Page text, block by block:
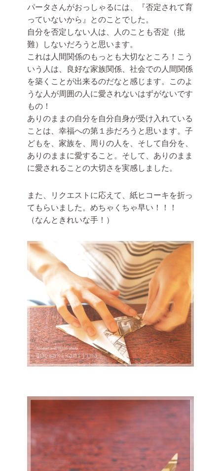
パータさんがおっしゃるには、『否定されて育
っていないから』とのことでした。
自分を否定しない人は、人のことも否定（批
難）しないだろうと思います。
これは人間関係のもっとも大切なところ！こう
いう人は、良好な家族関係、社会での人間関係
を築くことが出来るのだなと感じます。このよ
うな人が周囲の人に愛されないはずがないです
もの！
ありのままの自分を自分自身が受け入れている
ことは、幸福への第１歩だろうと思います。子
どもを、家族を、周りの人を、そして自分を、
ありのままに愛すること。そして、ありのまま
に愛されることの大切さを実感しました。
また、リクエストに応えて、紙ヒコーキを折っ
てもらいました。めちゃくちゃ早い！！！
（なんときれいな手！）